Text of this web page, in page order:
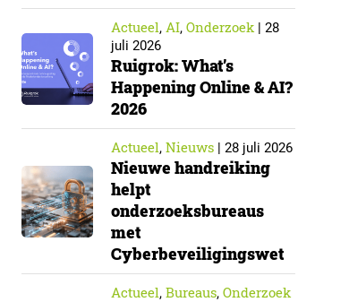
Actueel, AI, Onderzoek| 28
juli 2026
Ruigrok: What’s
Happening Online & AI?
2026
Actueel, Nieuws | 28 juli 2026
Nieuwe handreiking
helpt
onderzoeksbureaus
met
Cyberbeveiligingswet
Actueel, Bureaus, Onderzoek